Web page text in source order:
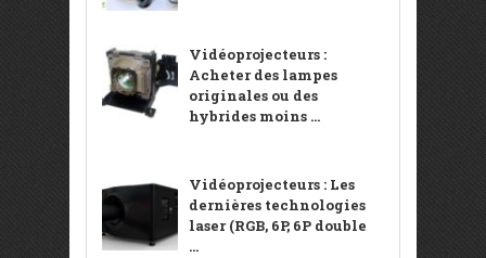
Vidéoprojecteurs :
Acheter des lampes
originales ou des
hybrides moins ...
Vidéoprojecteurs : Les
dernières technologies
laser (RGB, 6P, 6P double
...